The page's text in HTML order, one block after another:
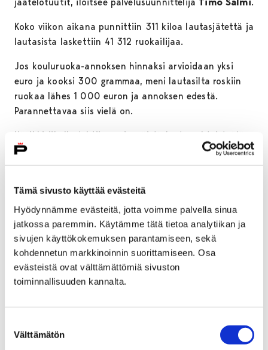
Tämä sivusto käyttää evästeitä
Hyödynnämme evästeitä, jotta voimme palvella sinua
jatkossa paremmin. Käytämme tätä tietoa analytiikan ja
sivujen käyttökokemuksen parantamiseen, sekä
kohdennetun markkinoinnin suorittamiseen. Osa
evästeistä ovat välttämättömiä sivuston
toiminnallisuuden kannalta.
valinta
Välttämätön
jäätelötuutit, iloitsee palvelusuunnittelija Timo Salmi.
Koko viikon aikana punnittiin 311 kiloa lautasjätettä ja
lautasista laskettiin 41 312 ruokailijaa.
Jos kouluruoka-annoksen hinnaksi arvioidaan yksi
euro ja kooksi 300 grammaa, meni lautasilta roskiin
ruokaa lähes 1 000 euron ja annoksen edestä.
Parannettavaa siis vielä on.
Hävikkiviikolla tehtiin ensimmäistä kertaa yhteistyötä
Porin suomalaisen yhteislyseon lukion oppilaan ja
suositun tubettajan Anna Erikan kanssa. Yhteistyön
siitä, miten teemaviikko näkyi kouluarjessa. Anna Erika
julkaisi aiheesta YouTube videon ja useita päivityksiä
omissa kanavissaan Instagramissa.
Hävikki on ajankohtainen ympäri vuoden
nyt ajankohtaisempaa kuin koskaan, joten töitä
jälkeen.